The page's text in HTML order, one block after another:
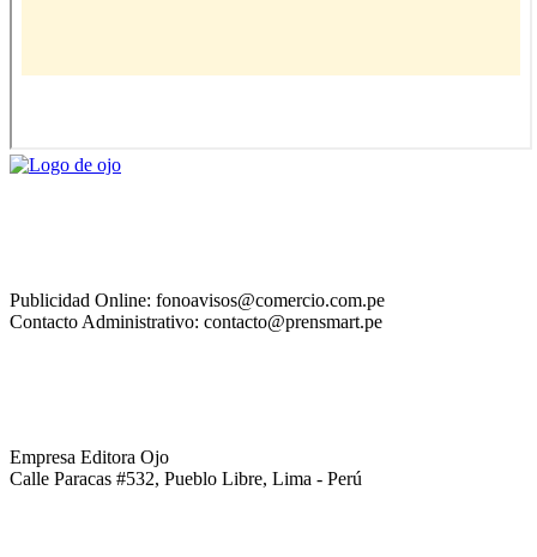
Publicidad Online: fonoavisos@comercio.com.pe
Contacto Administrativo: contacto@prensmart.pe
Empresa Editora Ojo
Calle Paracas #532, Pueblo Libre, Lima - Perú